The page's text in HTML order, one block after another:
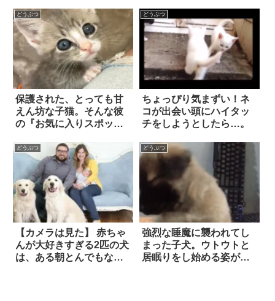
どうぶつ
保護された、とっても甘
えん坊な子猫。そんな彼
の『お気に入りスポッ
どうぶつ
ちょっぴり気まずい！ネ
コが出会い頭にハイタッ
チをしようとしたら…。
どうぶつ
【カメラは見た】 赤ちゃ
んが大好きすぎる2匹の犬
は、ある朝とんでもない
どうぶつ
強烈な睡魔に襲われてし
まった子犬。ウトウトと
居眠りをし始める姿が…